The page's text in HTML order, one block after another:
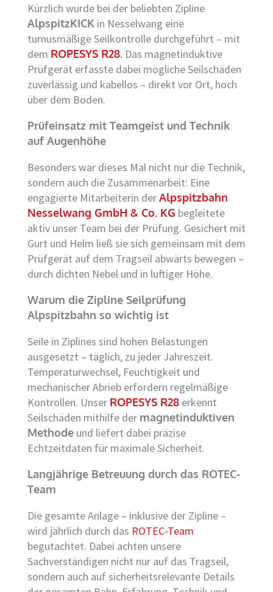
Kürzlich wurde bei der beliebten Zipline
AlpspitzKICK in Nesselwang eine
turnusmäßige Seilkontrolle durchgeführt – mit
dem ROPESYS R28. Das magnetinduktive
Prüfgerät erfasste dabei mögliche Seilschäden
zuverlässig und kabellos – direkt vor Ort, hoch
über dem Boden.
Prüfeinsatz mit Teamgeist und Technik
auf Augenhöhe
Besonders war dieses Mal nicht nur die Technik,
sondern auch die Zusammenarbeit: Eine
engagierte Mitarbeiterin derAlpspitzbahn
Nesselwang GmbH & Co. KG begleitete
aktiv unser Team bei der Prüfung. Gesichert mit
Gurt und Helm ließ sie sich gemeinsam mit dem
Prüfgerät auf dem Tragseil abwärts bewegen –
durch dichten Nebel und in luftiger Höhe.
Warum die Zipline Seilprüfung
Alpspitzbahn so wichtig ist
Seile in Ziplines sind hohen Belastungen
ausgesetzt – täglich, zu jeder Jahreszeit.
Temperaturwechsel, Feuchtigkeit und
mechanischer Abrieb erfordern regelmäßige
Kontrollen. Unser ROPESYS R28erkennt
Seilschäden mithilfe der magnetinduktiven
Methodeund liefert dabei präzise
Echtzeitdaten für maximale Sicherheit.
Langjährige Betreuung durch das ROTEC-
Team
Die gesamte Anlage – inklusive der Zipline –
wird jährlich durch das ROTEC-Team
begutachtet. Dabei achten unsere
Sachverständigen nicht nur auf das Tragseil,
sondern auch auf sicherheitsrelevante Details